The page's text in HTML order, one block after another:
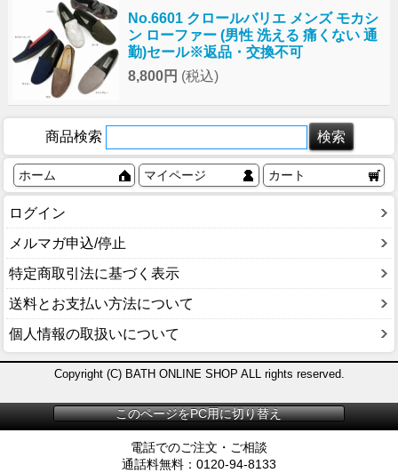
No.6601 クロールバリエ メンズ モカシ
ン ローファー (男性 洗える 痛くない 通
勤)セール※返品・交換不可
8,800円 (税込)
商品検索
ホーム マイページ カート
ログイン
メルマガ申込/停止
特定商取引法に基づく表示
送料とお支払い方法について
個人情報の取扱いについて
Copyright (C) BATH ONLINE SHOP ALL rights reserved.
電話でのご注文・ご相談
通話料無料：0120-94-8133
このページをPC用に切り替え